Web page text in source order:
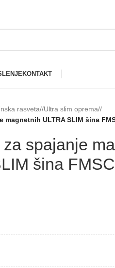
KONTAKT
rasveta/ Ultra slim oprema/
magnetnih ULTRA SLIM šina
spajanje
šina